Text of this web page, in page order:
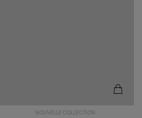
NOUVELLE COLLECTION